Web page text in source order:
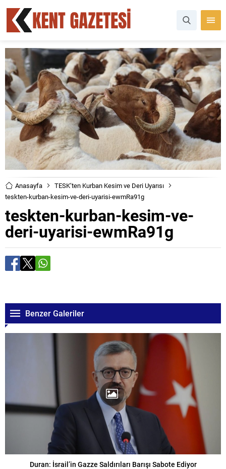
Anasayfa
TESK’ten Kurban Kesim ve Deri Uyarısı
teskten-kurban-kesim-ve-deri-uyarisi-ewmRa91g
teskten-kurban-kesim-ve-
deri-uyarisi-ewmRa91g
Benzer Galeriler
Duran: İsrail’in Gazze Saldırıları Barışı Sabote Ediyor